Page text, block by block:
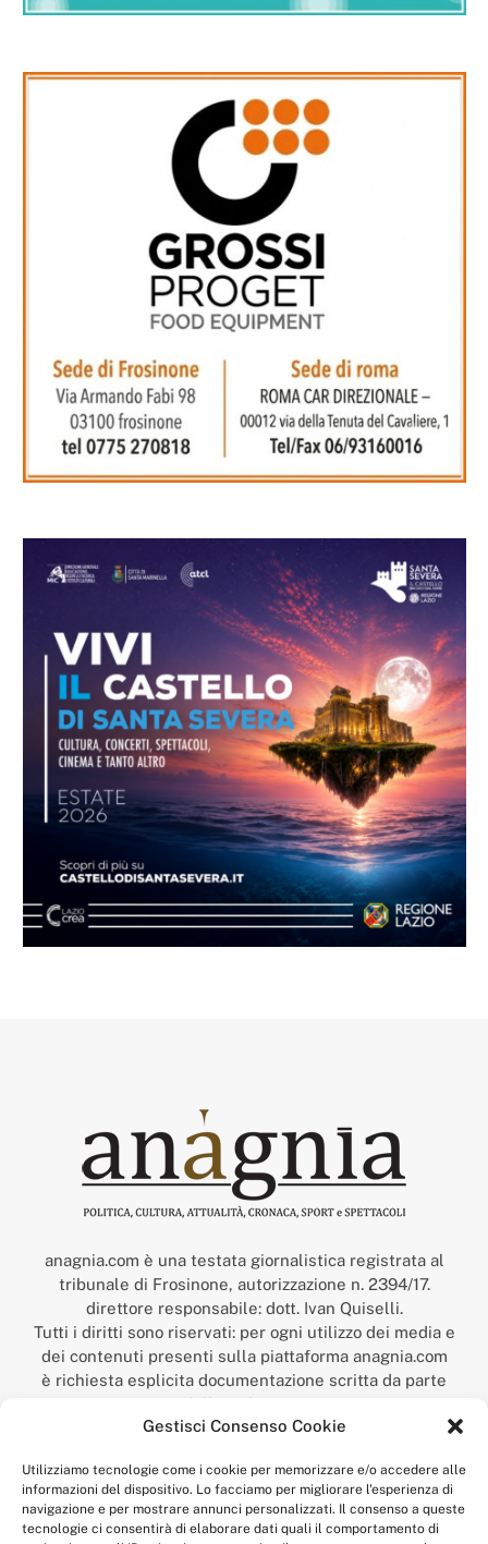
Gestisci Consenso Cookie
Utilizziamo tecnologie come i cookie per memorizzare e/o accedere alle
informazioni del dispositivo. Lo facciamo per migliorare l'esperienza di
navigazione e per mostrare annunci personalizzati. Il consenso a queste
tecnologie ci consentirà di elaborare dati quali il comportamento di
anagnia.com è una testata giornalistica registrata al
tribunale di Frosinone, autorizzazione n. 2394/17.
direttore responsabile: dott. Ivan Quiselli.
Tutti i diritti sono riservati: per ogni utilizzo dei media e
dei contenuti presenti sulla piattaforma anagnia.com
è richiesta esplicita documentazione scritta da parte
della redazione.
“Anagnia” è un marchio registrato presso l’Ufficio Italiano
Economico,
num. registrazione: 302017000014044 del 9 febbraio 2017.
Per contatti:redazione@anagnia.com